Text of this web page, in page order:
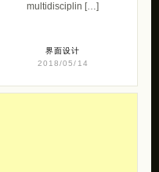
multidisciplin […]
界面设计
2018/05/14